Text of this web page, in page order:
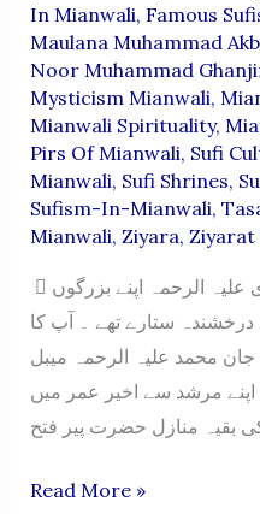
In Mianwali, Famous
Maulana Muhammad
Noor Muhammad
Mysticism Mianwali,
Mianwali Spirituality,
Pirs Of Mianwali, Sufi
Mianwali, Sufi Shrines,
Sufism-In-Mianwali,
Mianwali, Ziyara, Ziyarat
ٓحضرت میاں نور حسین نقشبندی علیہ الرحمہ اپنے بزرگوں
ستارے تھے ۔ آپ کا
محمد علیہ الرحمہ میبل
مرشد سے اخیر عمر میں
بقیہ منازل حضرت پیر فتح
Hazrat
Read More »